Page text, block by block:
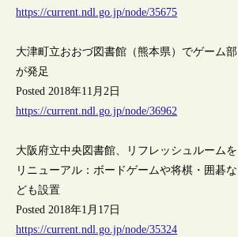
https://current.ndl.go.jp/node/35675
大津町立おおづ図書館（熊本県）でゲーム部
が発足
Posted 2018年11月2日
https://current.ndl.go.jp/node/36962
大阪府立中央図書館、リフレッシュルームを
リニューアル：ボードゲームや将棋・囲碁な
ども設置
Posted 2018年1月17日
https://current.ndl.go.jp/node/35324